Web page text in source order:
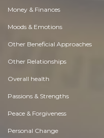
Money & Finances
Moods & Emotions
Other Beneficial Approaches
Other Relationships
Overall health
Passions & Strengths
Peace & Forgiveness
Personal Change